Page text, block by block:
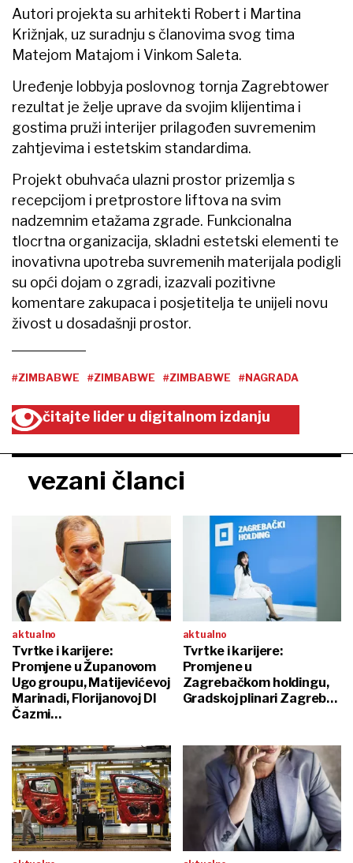
Autori projekta su arhitekti Robert i Martina
Križnjak, uz suradnju s članovima svog tima
Matejom Matajom i Vinkom Saleta.
Uređenje lobbyja poslovnog tornja Zagrebtower
rezultat je želje uprave da svojim klijentima i
gostima pruži interijer prilagođen suvremenim
zahtjevima i estetskim standardima.
Projekt obuhvaća ulazni prostor prizemlja s
recepcijom i pretprostore liftova na svim
nadzemnim etažama zgrade. Funkcionalna
tlocrtna organizacija, skladni estetski elementi te
inovativna upotreba suvremenih materijala podigli
su opći dojam o zgradi, izazvali pozitivne
komentare zakupaca i posjetitelja te unijeli novu
živost u dosadašnji prostor.
#ZIMBABWE #ZIMBABWE #ZIMBABWE #NAGRADA
čitajte lider u digitalnom izdanju
vezani članci
aktualno
Tvrtke i karijere:
Promjene u Županovom
Ugo groupu, Matijevićevoj
Marinadi, Florijanovoj DI
Čazmi…
aktualno
Tvrtke i karijere:
Promjene u
Zagrebačkom holdingu,
Gradskoj plinari Zagreb…